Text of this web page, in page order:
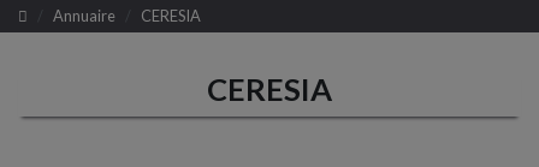
Annuaire CERESIA
CERESIA